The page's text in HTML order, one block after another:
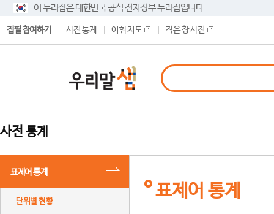
이 누리집은 대한민국 공식 전자정부 누리집입니다.
집필 참여하기 사전 통계 어휘 지도 작은 창 사전
사전 통계
표제어 통계
단위별 현황
표제어 통계